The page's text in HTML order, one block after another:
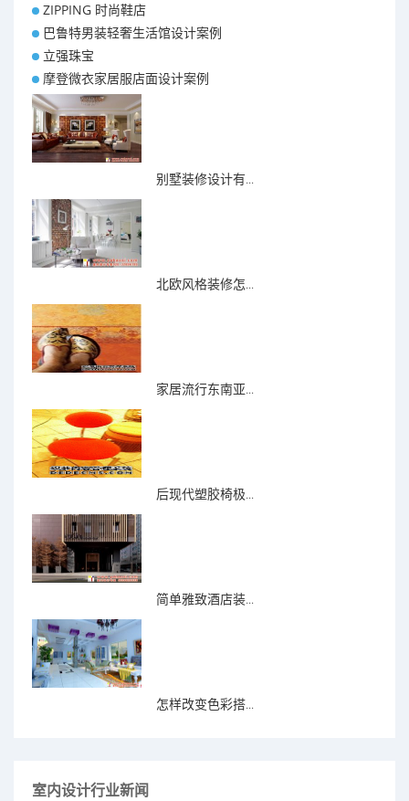
ZIPPING 时尚鞋店
巴鲁特男装轻奢生活馆设计案例
立强珠宝
摩登微衣家居服店面设计案例
别墅装修设计有...
北欧风格装修怎...
家居流行东南亚...
后现代塑胶椅极...
简单雅致酒店装...
怎样改变色彩搭...
室内设计行业新闻